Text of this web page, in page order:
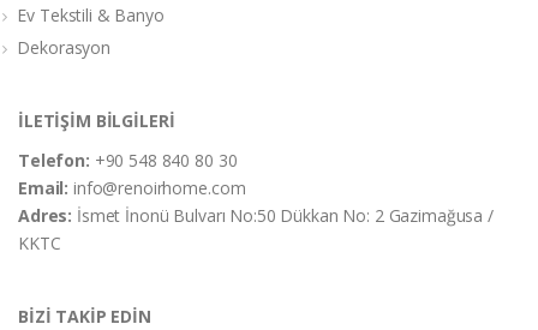
Ev Tekstili & Banyo
Dekorasyon
İLETİŞİM BİLGİLERİ
Telefon: +90 548 840 80 30
Email:info@renoirhome.com
Adres: İsmet İnonü Bulvarı No:50 Dükkan No: 2 Gazimağusa /
KKTC
BİZİ TAKİP EDİN